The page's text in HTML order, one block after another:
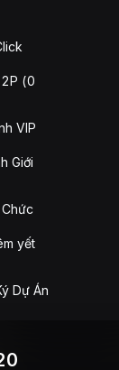
(0
VIP
Giới
yết
Dự Án